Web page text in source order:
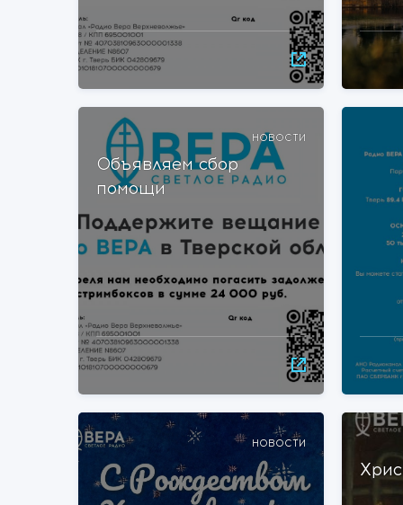
НОВОСТИ
Объявляем сбор
помощи
НОВОСТИ